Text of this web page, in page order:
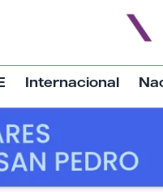
Internacional